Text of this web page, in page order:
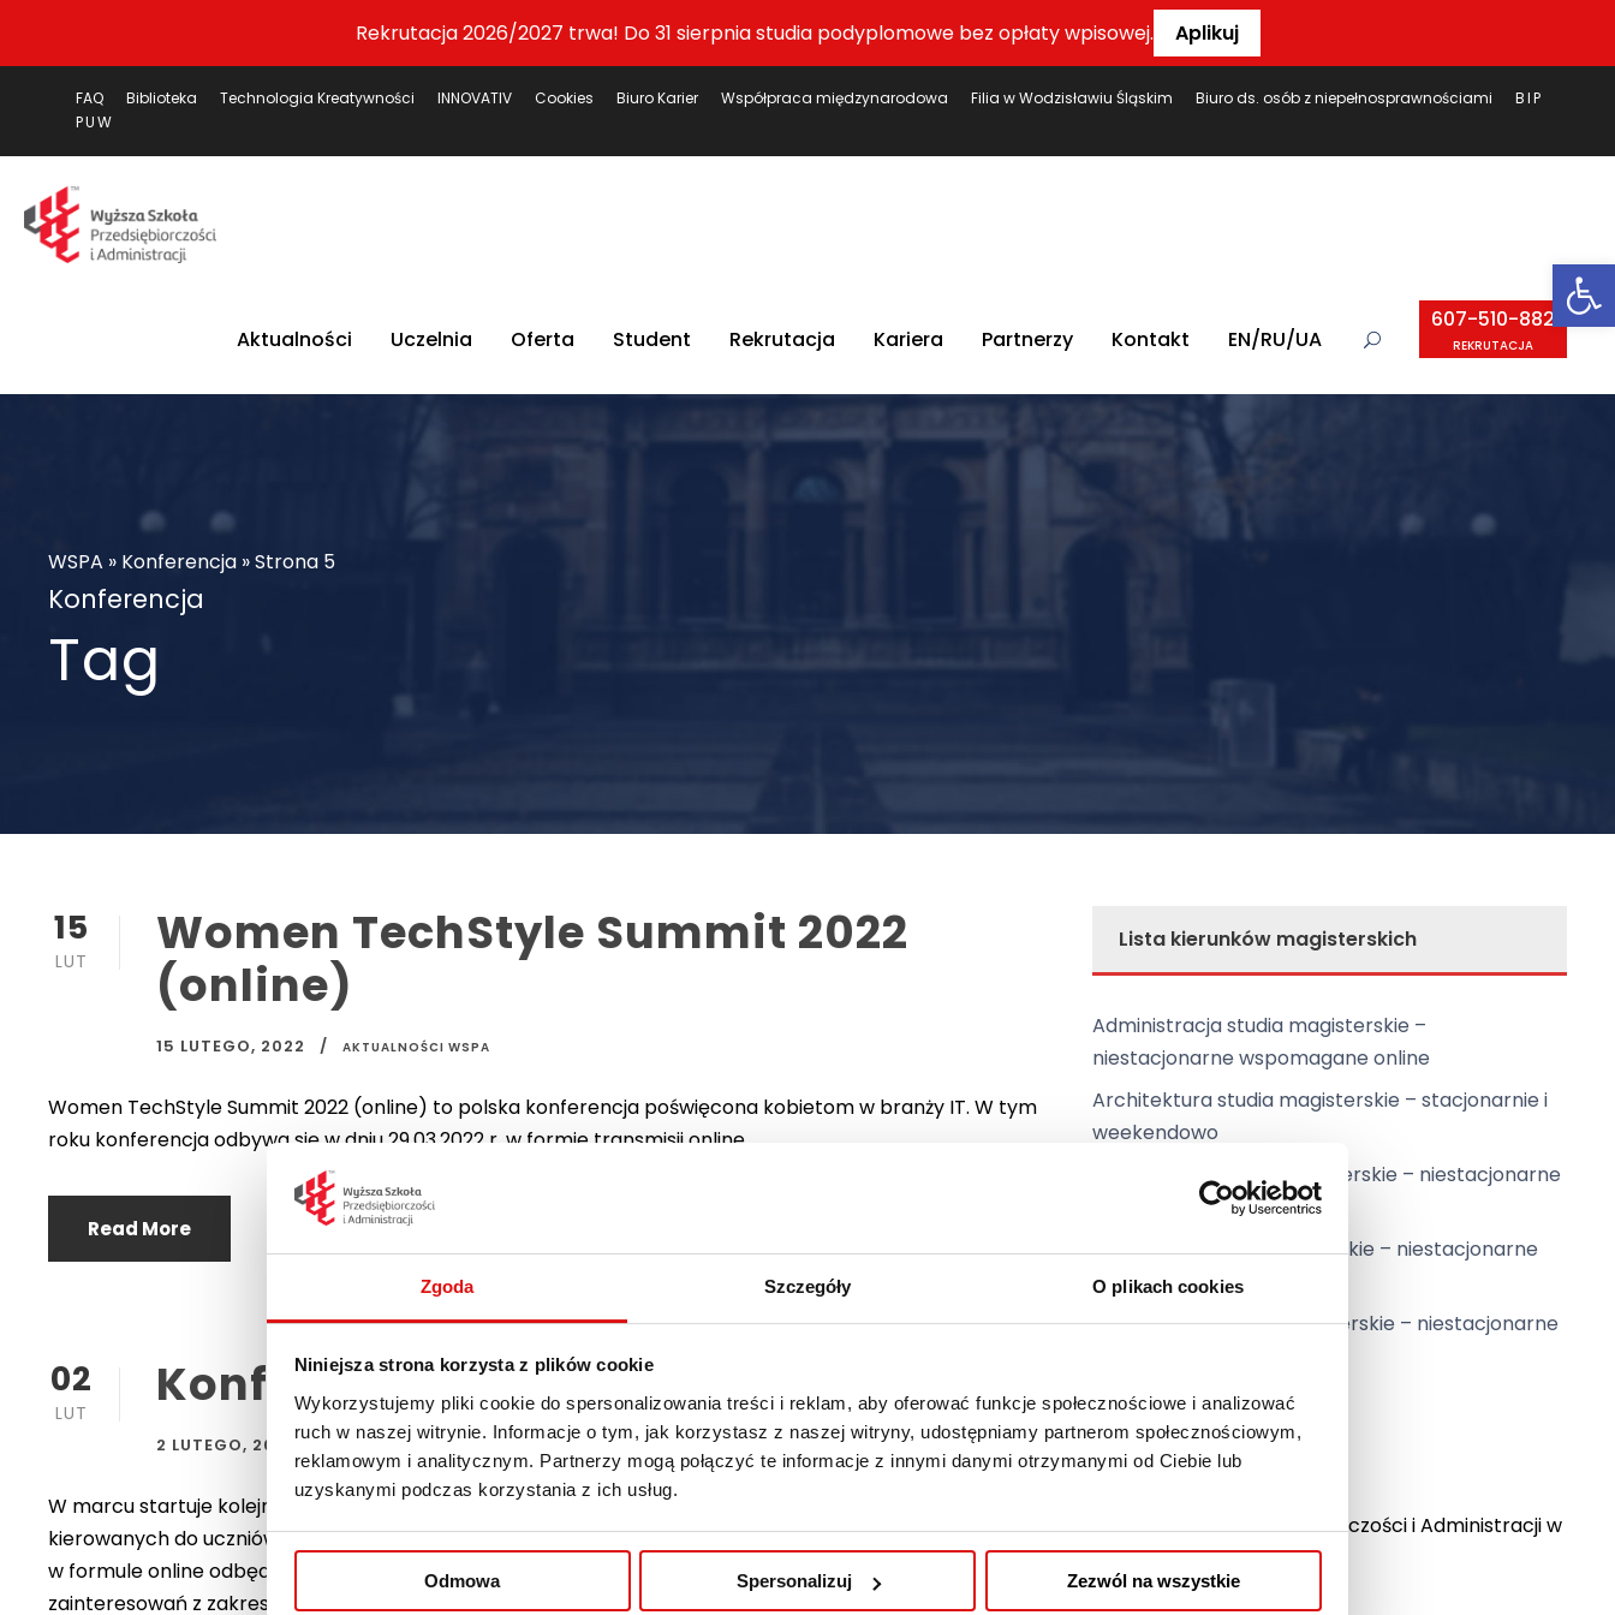
Zgoda Szczegóły O plikach cookies
Niniejsza strona korzysta z plików cookie
Wykorzystujemy pliki cookie do spersonalizowania treści i reklam, aby oferować funkcje społecznościowe i analizować
ruch w naszej witrynie. Informacje o tym, jak korzystasz z naszej witryny, udostępniamy partnerom społecznościowym,
reklamowym i analitycznym. Partnerzy mogą połączyć te informacje z innymi danymi otrzymanymi od Ciebie lub
uzyskanymi podczas korzystania z ich usług.
Odmowa Spersonalizuj Zezwól na wszystkie
Rekrutacja 2026/2027 trwa! Do 31 sierpnia studia podyplomowe bez opłaty wpisowej. Aplikuj
FAQ Biblioteka Technologia Kreatywności INNOVATIV Cookies Biuro Karier Współpraca międzynarodowa Filia w Wodzisławiu Śląskim Biuro ds. osób z niepełnosprawnościami
BIP
PUW
Aktualności Uczelnia Oferta Student Rekrutacja Kariera Partnerzy Kontakt EN/RU/UA
607-510-882
REKRUTACJA
WSPA » Konferencja »Strona 5
Konferencja
Tag
15
LUT
Women TechStyle Summit 2022
(online)
15 LUTEGO, 2022 AKTUALNOŚCI WSPA
Women TechStyle Summit 2022 (online) to polska konferencja poświęcona kobietom w branży IT. W tym
roku konferencja odbywa się w dniu 29.03.2022 r. w formie transmisji online.
Read More
02
LUT Konferencja Check IT 2022 👩‍💻
2 LUTEGO, 2022 AKTUALNOŚCI WSPA
W marcu startuje kolejna edycja jednego z największych, bezpłatnych wydarzeń informatycznych
kierowanych do uczniów oraz nauczycieli szkół ponadpodstawowych – konferencja Check IT. Wydarzenie
w formule online odbędzie się w dniach 14 i 15 marca i będzie okazją do poszerzenia wiedzy oraz
zainteresowań z zakresu nowych technologii. W agendzie konferencji znajdują się także zajęcia dla
Lista kierunków magisterskich
Administracja studia magisterskie –
niestacjonarne wspomagane online
Architektura studia magisterskie – stacjonarnie i
weekendowo
Informatyka studia magisterskie – niestacjonarne
wspomagane online
Socjologia studia magisterskie – niestacjonarne
wspomagane online
Zarządzanie studia magisterskie – niestacjonarne
Wyższa Szkoła Przedsiębiorczości i Administracji w
Lublinie
Bursaki 12, 20-150 Lublin